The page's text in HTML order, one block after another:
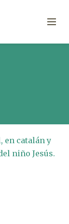
en catalán y
niño Jesús.